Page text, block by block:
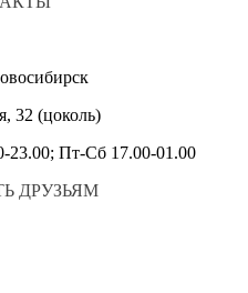
32 (цоколь)
23.00; Пт-Сб 17.00-01.00
ДРУЗЬЯМ